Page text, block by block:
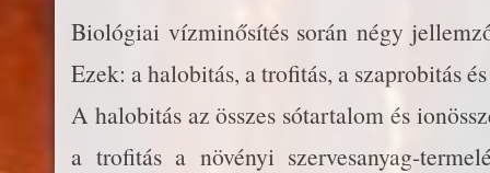
Biológiai vízminősítés során négy
Ezek: a halobitás, a trofitás, a szaprobitás
A halobitás az összes sótartalom és
a trofitás a növényi szervesanyag-